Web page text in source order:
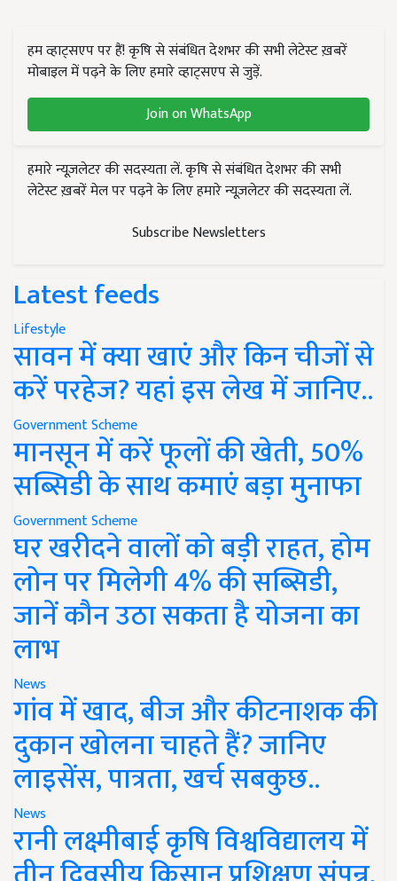
हम व्हाट्सएप पर हैं! कृषि से संबंधित देशभर की सभी लेटेस्ट ख़बरें
मोबाइल में पढ़ने के लिए हमारे व्हाट्सएप से जुड़ें.
Join on WhatsApp
हमारे न्यूज़लेटर की सदस्यता लें. कृषि से संबंधित देशभर की सभी
लेटेस्ट ख़बरें मेल पर पढ़ने के लिए हमारे न्यूज़लेटर की सदस्यता लें.
Subscribe Newsletters
Latest feeds
Lifestyle
सावन में क्या खाएं और किन चीजों से
करें परहेज? यहां इस लेख में जानिए..
Government Scheme
मानसून में करें फूलों की खेती, 50%
सब्सिडी के साथ कमाएं बड़ा मुनाफा
Government Scheme
घर खरीदने वालों को बड़ी राहत, होम
लोन पर मिलेगी 4% की सब्सिडी,
जानें कौन उठा सकता है योजना का
लाभ
News
गांव में खाद, बीज और कीटनाशक की
दुकान खोलना चाहते हैं? जानिए
लाइसेंस, पात्रता, खर्च सबकुछ..
News
रानी लक्ष्मीबाई कृषि विश्वविद्यालय में